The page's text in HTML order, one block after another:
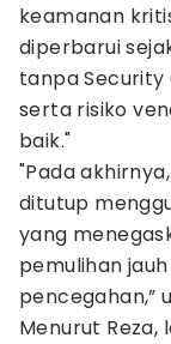
keamanan
diperbarui
tanpa Security
serta risiko
baik."
"Pada
ditutup
yang
pemulihan
pencegahan,”
Menurut Reza,